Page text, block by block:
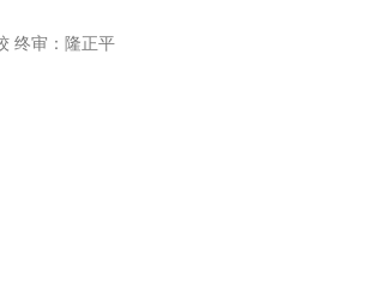
终审：隆正平